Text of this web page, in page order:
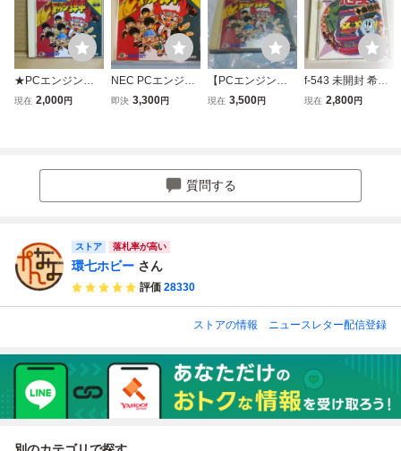
★PCエンジン
炎の闘球児 ドッジ
現在 2,000円
NEC PCエンジ
ン 炎の闘球児ド
即決 3,300円
【PCエンジン】
炎の闘球児 ドッ
現在 3,500円
f-543 未開封 希少
コレクター品 Huc
現在 2,800円
質問する
ストア 落札率が高い
環七ホビー さん
評価 28330
ストアの情報 ニュースレター配信登録